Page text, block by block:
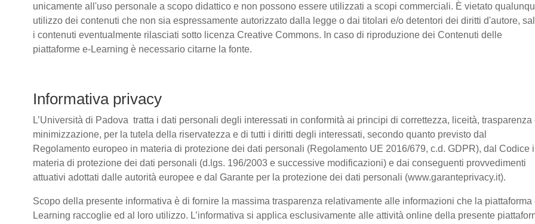
unicamente all'uso personale a scopo didattico e non possono essere utilizzati a scopi commerciali. È vietato
utilizzo dei contenuti che non sia espressamente autorizzato dalla legge o dai titolari e/o detentori dei diritti d'autore,
i contenuti eventualmente rilasciati sotto licenza Creative Commons. In caso di riproduzione dei Contenuti delle
piattaforme e-Learning è necessario citarne la fonte.
Informativa privacy
L’Università di Padova tratta i dati personali degli interessati in conformità ai principi di correttezza, liceità, trasparenza
minimizzazione, per la tutela della riservatezza e di tutti i diritti degli interessati, secondo quanto previsto dal
Regolamento europeo in materia di protezione dei dati personali (Regolamento UE 2016/679, c.d. GDPR), dal Codice
materia di protezione dei dati personali (d.lgs. 196/2003 e successive modificazioni) e dai conseguenti provvedimenti
attuativi adottati dalle autorità europee e dal Garante per la protezione dei dati personali (www.garanteprivacy.it).
Scopo della presente informativa è di fornire la massima trasparenza relativamente alle informazioni che la piattaforma
Learning raccoglie ed al loro utilizzo. L’informativa si applica esclusivamente alle attività online della presente